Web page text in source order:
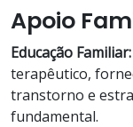
Apoio
Educação Familiar:
terapêutico,
transtorno e
fundamental.